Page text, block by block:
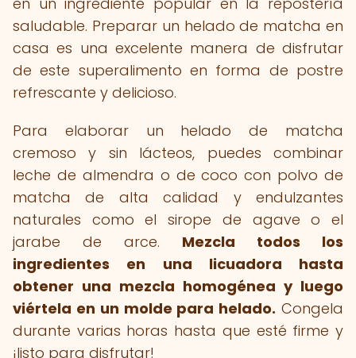
saludable. Preparar un helado de matcha en
casa es una excelente manera de disfrutar
de este superalimento en forma de postre
refrescante y delicioso.
Para elaborar un helado de matcha
cremoso y sin lácteos, puedes combinar
leche de almendra o de coco con polvo de
matcha de alta calidad y endulzantes
naturales como el sirope de agave o el
jarabe de arce. Mezcla todos los
ingredientes en una licuadora hasta
obtener una mezcla homogénea y luego
viértela en un molde para helado. Congela
durante varias horas hasta que esté firme y
¡listo para disfrutar!